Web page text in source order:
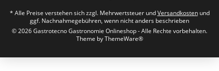
* Alle Preise verstehen sich zzgl. Mehrwertsteuer undVersandkostenund
ggf. Nachnahmegebühren, wenn nicht anders beschrieben
© 2026 Gastrotecno Gastronomie Onlineshop - Alle Rechte vorbehalten.
Theme byThemeWare®